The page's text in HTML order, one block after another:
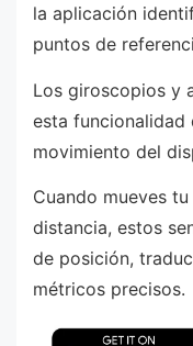
la aplicación
puntos de
Los giroscopios y
esta
movimiento del
Cuando mueves
distancia, estos
de posición,
métricos precisos.